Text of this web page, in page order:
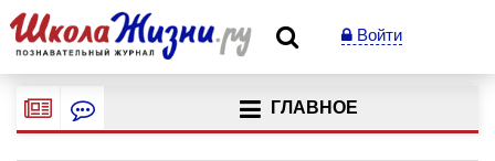
Войти
ГЛАВНОЕ